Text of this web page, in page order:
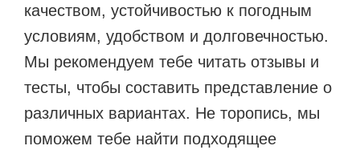
качеством, устойчивостью к погодным
условиям, удобством и долговечностью.
Мы рекомендуем тебе читать отзывы и
тесты, чтобы составить представление о
различных вариантах. Не торопись, мы
поможем тебе найти подходящее